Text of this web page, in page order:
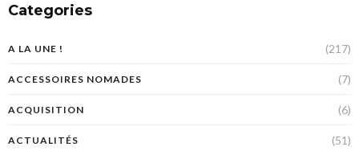
Categories
A LA UNE ! (217)
ACCESSOIRES NOMADES (7)
ACQUISITION (6)
ACTUALITÉS (51)